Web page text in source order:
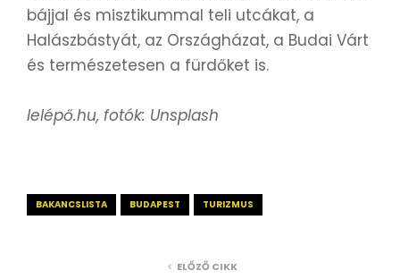
bájjal és misztikummal teli utcákat, a
Halászbástyát, az Országházat, a Budai Várt
és természetesen a fürdőket is.
lelépő.hu, fotók: Unsplash
BAKANCSLISTA BUDAPEST TURIZMUS
ELŐZŐ CIKK